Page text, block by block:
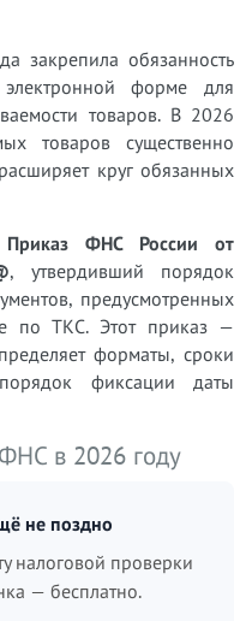
закрепила обязанность
электронной форме для
товаров. В 2026
товаров существенно
круг обязанных
Приказ ФНС России от
, утвердивший порядок
предусмотренных
по ТКС. Этот приказ —
форматы, сроки
фиксации даты
в 2026 году
не поздно
налоговой проверки
— бесплатно.